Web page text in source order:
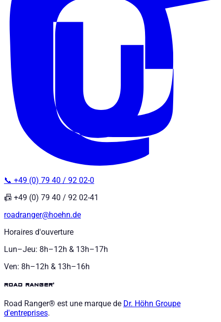
📞 +49 (0) 79 40 / 92 02-0
📠 +49 (0) 79 40 / 92 02-41
roadranger@hoehn.de
Horaires d'ouverture
Lun–Jeu: 8h–12h & 13h–17h
Ven: 8h–12h & 13h–16h
road ranger®
Road Ranger® est une marque de Dr. Höhn Groupe
d'entreprises.